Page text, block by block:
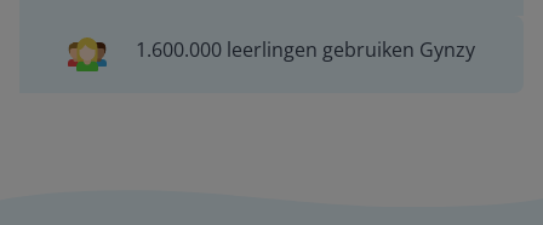
1.600.000 leerlingen gebruiken Gynzy